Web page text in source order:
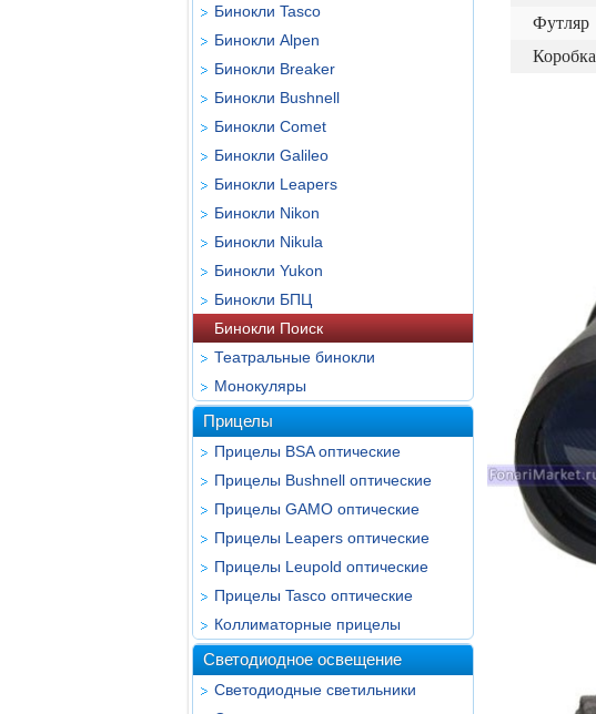
Бинокли Tasco
Бинокли Alpen
Бинокли Breaker
Бинокли Bushnell
Бинокли Comet
Бинокли Galileo
Бинокли Leapers
Бинокли Nikon
Бинокли Nikula
Бинокли Yukon
Бинокли БПЦ
Бинокли Поиск
Театральные бинокли
Монокуляры
Прицелы
Прицелы BSA оптические
Прицелы Bushnell оптические
Прицелы GAMO оптические
Прицелы Leapers оптические
Прицелы Leupold оптические
Прицелы Tasco оптические
Коллиматорные прицелы
Светодиодное освещение
Светодиодные светильники
Футляр
Коробка